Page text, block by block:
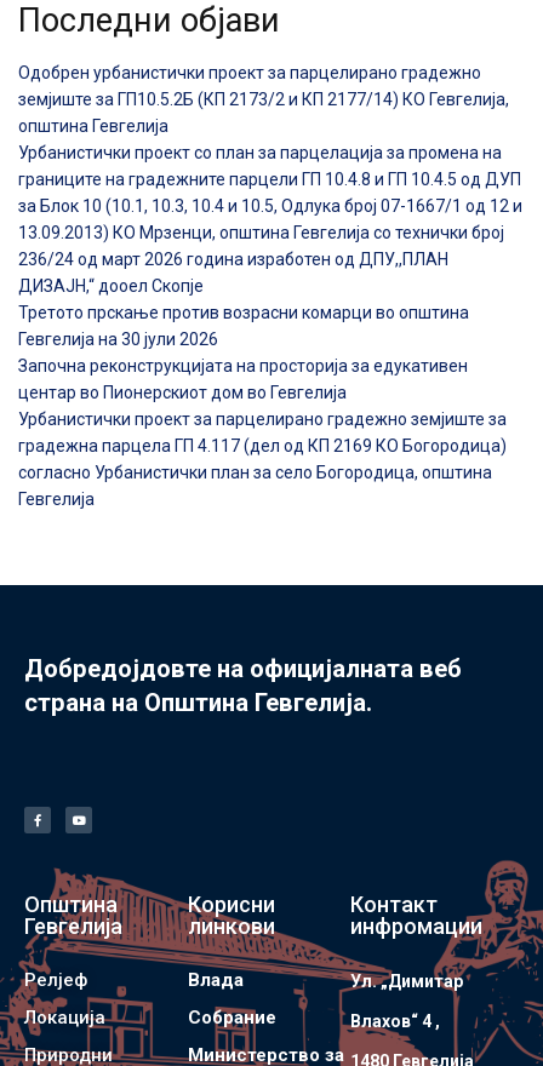
Последни објави
Одобрен урбанистички проект за парцелирано градежно
земјиште за ГП10.5.2Б (КП 2173/2 и КП 2177/14) КО Гевгелија,
општина Гевгелија
Урбанистички проект со план за парцелација за промена на
границите на градежните парцели ГП 10.4.8 и ГП 10.4.5 од ДУП
за Блок 10 (10.1, 10.3, 10.4 и 10.5, Одлука број 07-1667/1 од 12 и
13.09.2013) КО Мрзенци, општина Гевгелија со технички број
236/24 од март 2026 година изработен од ДПУ,,ПЛАН
ДИЗАЈН,“ дооел Скопје
Третото прскање против возрасни комарци во општина
Гевгелија на 30 јули 2026
Започна реконструкцијата на просторија за едукативен
центар во Пионерскиот дом во Гевгелија
Урбанистички проект за парцелирано градежно земјиште за
градежна парцела ГП 4.117 (дел од КП 2169 КО Богородица)
согласно Урбанистички план за село Богородица, општина
Гевгелија
Добредојдовте на официјалната веб
страна на Општина Гевгелија.
Општина
Гевгелија
Релјеф
Локација
Природни
Корисни
линкови
Влада
Собрание
Министерство за
Контакт
инфромации
Ул. „Димитар
Влахов“ 4 ,
1480 Гевгелијa